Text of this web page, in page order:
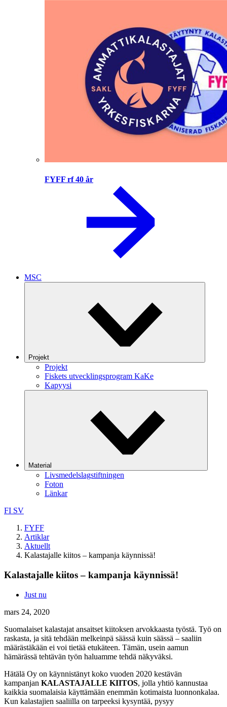
FYFF rf 40 år
MSC
Projekt
Projekt
Fiskets utvecklingsprogram KaKe
Kapyysi
Material
Livsmedelslagstiftningen
Foton
Länkar
FI SV
FYFF
Artiklar
Aktuellt
Kalastajalle kiitos – kampanja käynnissä!
Kalastajalle kiitos – kampanja käynnissä!
Just nu
mars 24, 2020
Suomalaiset kalastajat ansaitset kiitoksen arvokkaasta työstä. Työ on
raskasta, ja sitä tehdään melkeinpä säässä kuin säässä – saaliin
määrästäkään ei voi tietää etukäteen. Tämän, usein aamun
hämärässä tehtävän työn haluamme tehdä näkyväksi.
Hätälä Oy on käynnistänyt koko vuoden 2020 kestävän
kampanjan KALASTAJALLE KIITOS, jolla yhtiö kannustaa
kaikkia suomalaisia käyttämään enemmän kotimaista luonnonkalaa.
Kun kalastajien saaliilla on tarpeeksi kysyntää, pysyy